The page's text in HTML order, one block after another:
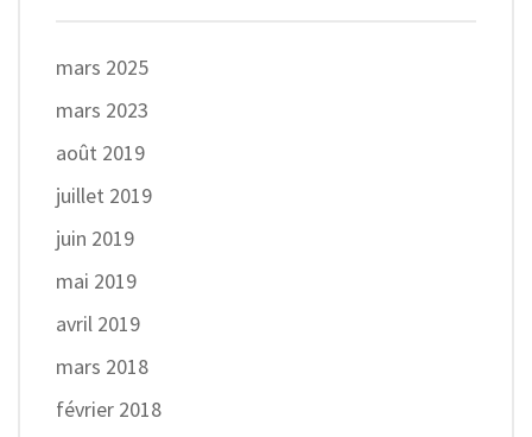
mars 2025
mars 2023
août 2019
juillet 2019
juin 2019
mai 2019
avril 2019
mars 2018
février 2018